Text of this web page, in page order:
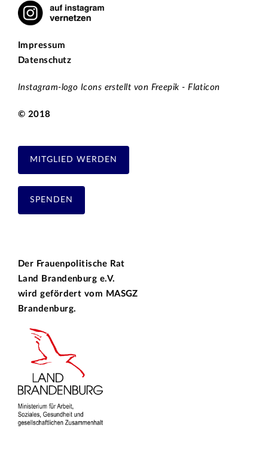
Impressum
Datenschutz
Instagram-logo Icons erstellt von Freepik - Flaticon
© 2018
MITGLIED WERDEN
SPENDEN
Der Frauenpolitische Rat
Land Brandenburg e.V.
wird gefördert vom MASGZ
Brandenburg.